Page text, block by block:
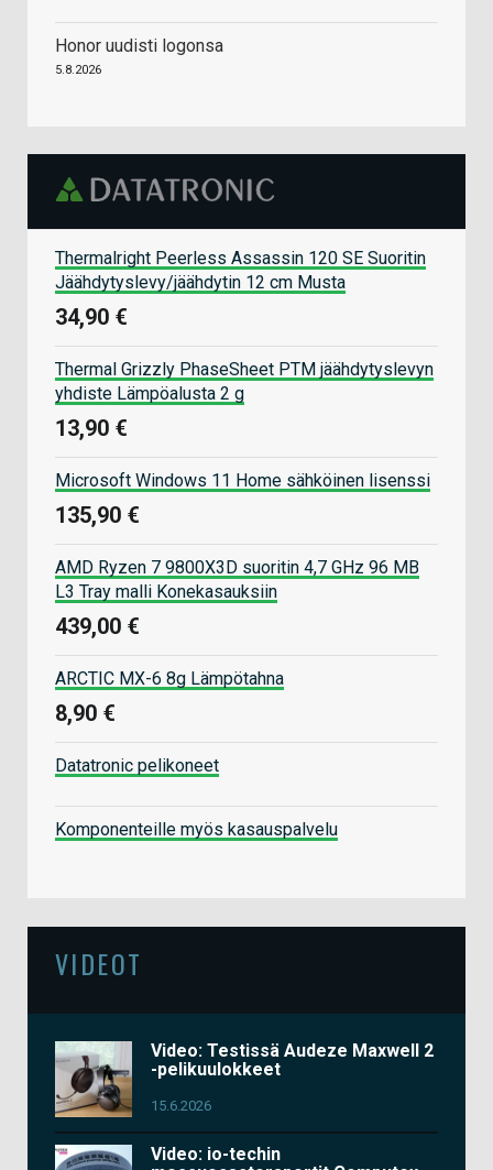
Honor uudisti logonsa
5.8.2026
Thermalright Peerless Assassin 120 SE Suoritin
Jäähdytyslevy/jäähdytin 12 cm Musta
34,90 €
Thermal Grizzly PhaseSheet PTM jäähdytyslevyn
yhdiste Lämpöalusta 2 g
13,90 €
Microsoft Windows 11 Home sähköinen lisenssi
135,90 €
AMD Ryzen 7 9800X3D suoritin 4,7 GHz 96 MB
L3 Tray malli Konekasauksiin
439,00 €
ARCTIC MX-6 8g Lämpötahna
8,90 €
Datatronic pelikoneet
Komponenteille myös kasauspalvelu
VIDEOT
Video: Testissä Audeze Maxwell 2
-pelikuulokkeet
15.6.2026
Video: io-techin